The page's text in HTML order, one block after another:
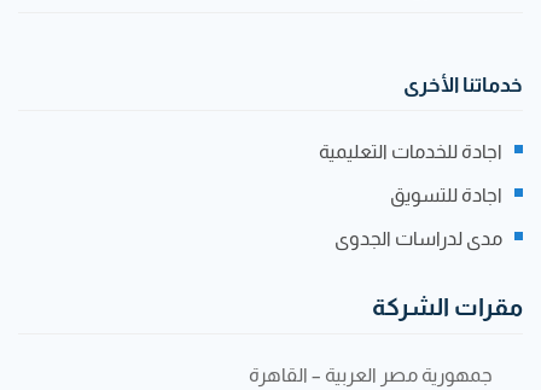
خدماتنا الأخرى
اجادة للخدمات التعليمية
اجادة للتسويق
مدى لدراسات الجدوى
مقرات الشركة
جمهورية مصر العربية – القاهرة